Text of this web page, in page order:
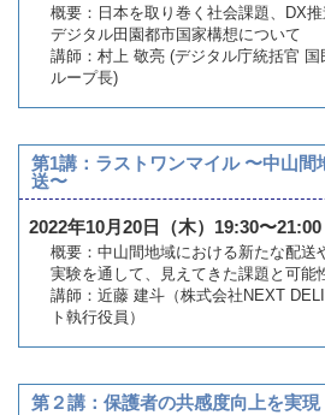
概要：日本を取り巻く社会課題、DX推
デジタル田園都市国家構想について
講師：村上 敬亮 (デジタル庁統括官
ループ長)
第1講：ラストワンマイル 〜中山間
送〜
2022年10月20日（木）19:30〜21:00
概要：中山間地域における新たな配送
実験を通して、見えてきた課題と可能
講師：近藤 建斗（株式会社NEXT
ト執行役員）
第２講：保護者の共感度向上を実